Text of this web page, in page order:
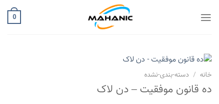
0
خانه / دسته-بندی-نشده
ده قانون موفقیت – دن لاک